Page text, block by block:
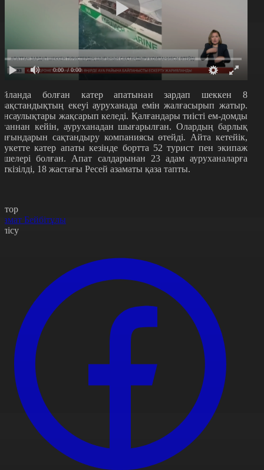
0:00 / 0:00
болған катер апатынан зардап шеккен 8
екеуі ауруханада емін жалғасырып жатыр.
жақсарып келеді. Қалғандары тиісті ем-домды
кейін, ауруханадан шығарылған. Олардың барлық
сақтандыру компаниясы өтейді. Айта кетейік,
катер апаты кезінде бортта 52 турист пен экипаж
болған. Апат салдарынан 23 адам ауруханаларға
18 жастағы Ресей азаматы қаза тапты.
Бейбітұлы